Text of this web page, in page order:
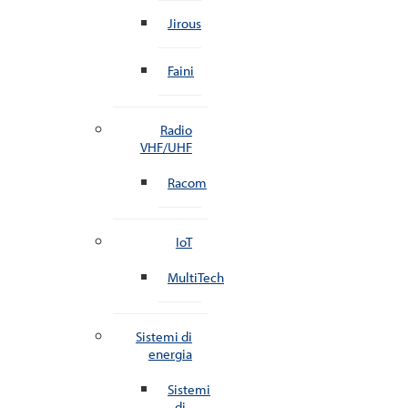
Jirous
Faini
Radio
VHF/UHF
Racom
IoT
MultiTech
Sistemi di
energia
Sistemi